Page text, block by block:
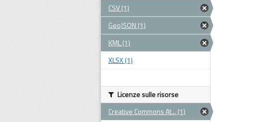
CSV (1)
GeoJSON (1)
KML (1)
XLSX (1)
Licenze sulle risorse
Creative Commons At... (1)